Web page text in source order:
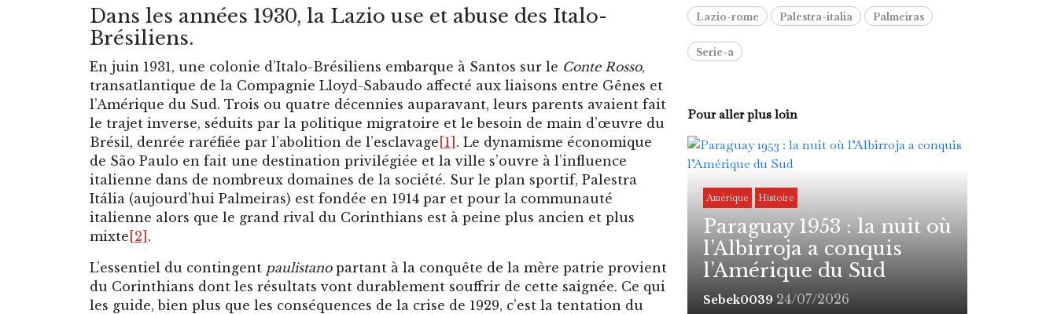
Dans les années 1930, la Lazio use et abuse des Italo-
Brésiliens.
En juin 1931, une colonie d’Italo-Brésiliens embarque à Santos sur le Conte Rosso,
transatlantique de la Compagnie Lloyd-Sabaudo affecté aux liaisons entre Gênes et
l’Amérique du Sud. Trois ou quatre décennies auparavant, leurs parents avaient fait
le trajet inverse, séduits par la politique migratoire et le besoin de main d’œuvre du
Brésil, denrée raréfiée par l’abolition de l’esclavage [1] . Le dynamisme économique
de São Paulo en fait une destination privilégiée et la ville s’ouvre à l’influence
italienne dans de nombreux domaines de la société. Sur le plan sportif, Palestra
Itália (aujourd’hui Palmeiras) est fondée en 1914 par et pour la communauté
italienne alors que le grand rival du Corinthians est à peine plus ancien et plus
mixte [2] .
L’essentiel du contingent paulistanopartant à la conquête de la mère patrie provient
du Corinthians dont les résultats vont durablement souffrir de cette saignée. Ce qui
les guide, bien plus que les conséquences de la crise de 1929, c’est la tentation du
Lazio-rome Palestra-italia Palmeiras
Serie-a
Pour aller plus loin
Amérique Histoire
Paraguay 1953 : la nuit où
l’Albirroja a conquis
l’Amérique du Sud
Sebek0039 24/07/2026